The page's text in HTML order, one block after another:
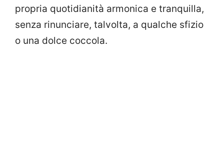
propria quotidianità armonica e tranquilla,
senza rinunciare, talvolta, a qualche sfizio
o una dolce coccola.